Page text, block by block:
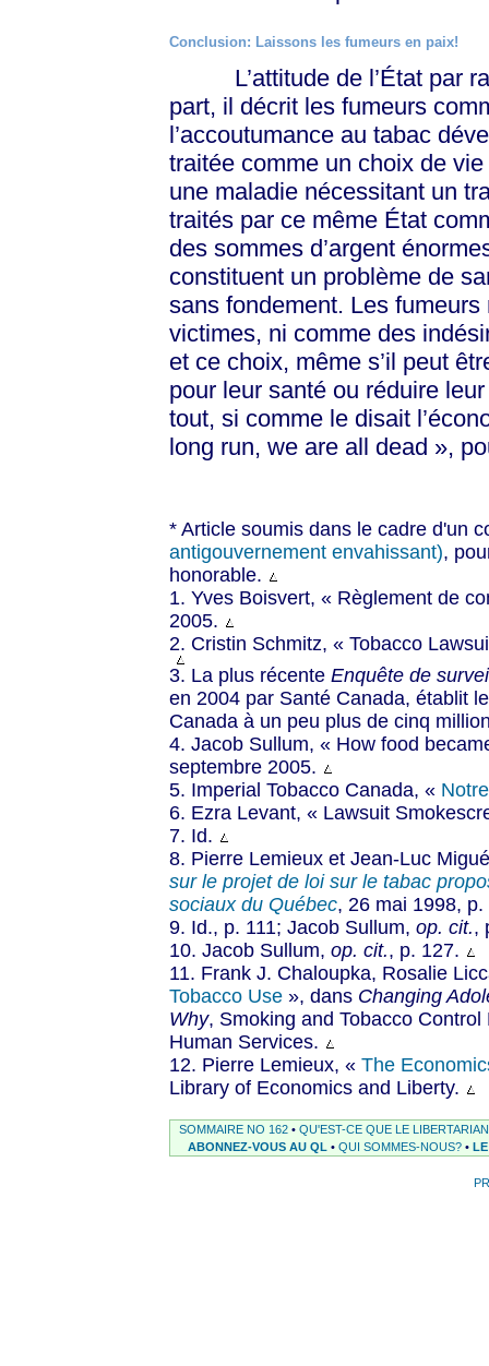
Conclusion: Laissons les fumeurs en paix!
L’attitude de l’État par
part, il décrit les fumeurs
l’accoutumance au tabac
traitée comme un choix de
une maladie nécessitant un
traités par ce même État
des sommes d’argent
constituent un problème de
sans fondement. Les
victimes, ni comme des
et ce choix, même s’il peut
pour leur santé ou réduire
tout, si comme le disait
long run, we are all dead »,
* Article soumis dans le cadre d'un
antigouvernement envahissant),
honorable.
1. Yves Boisvert, « Règlement de
2005.
2. Cristin Schmitz, « Tobacco
3. La plus récente Enquête de
en 2004 par Santé Canada, établit
Canada à un peu plus de cinq
4. Jacob Sullum, « How food
septembre 2005.
5. Imperial Tobacco Canada, «
6. Ezra Levant, « Lawsuit
7. Id.
8. Pierre Lemieux et Jean-Luc
sur le projet de loi sur le tabac
sociaux du Québec, 26 mai 1998, p.
9. Id., p. 111; Jacob Sullum, op. cit.,
10. Jacob Sullum, op. cit., p. 127.
11. Frank J. Chaloupka, Rosalie
Tobacco Use », dans Changing
Why, Smoking and Tobacco
Human Services.
12. Pierre Lemieux, « The
Library of Economics and Liberty.
SOMMAIRE NO 162 • QU'EST-CE QUE LE
ABONNEZ-VOUS AU QL • QUI SOMMES-NOUS?•